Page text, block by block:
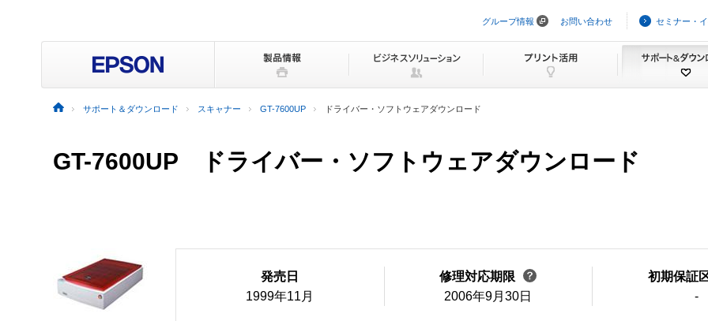
ビ
ョ
を
ッ
プ
グループ情報 お問い合わせ セミナー・
サポート＆ダウンロード スキャナー GT-7600UP ドライバー・ソフトウェアダウンロード
GT-7600UP ドライバー・ソフトウェアダウンロード
発売日
1999年11月
修理対応期限
2006年9月30日
初期保証
-